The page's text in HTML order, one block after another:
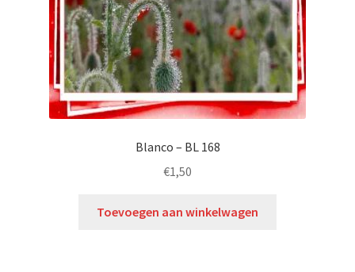
Blanco – BL 168
€1,50
Toevoegen aan winkelwagen